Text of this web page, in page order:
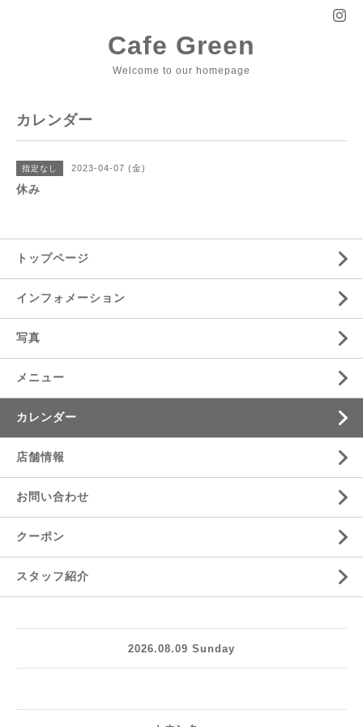
Cafe Green
Welcome to our homepage
カレンダー
指定なし 2023-04-07 (金)
休み
トップページ
インフォメーション
写真
メニュー
カレンダー
店舗情報
お問い合わせ
クーポン
スタッフ紹介
2026.08.09 Sunday